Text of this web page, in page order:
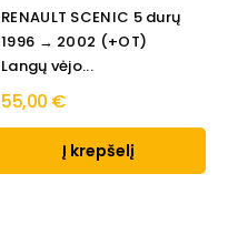
RENAULT SCENIC 5 durų
1996 → 2002 (+OT)
Langų vėjo...
55,00 €
Į krepšelį